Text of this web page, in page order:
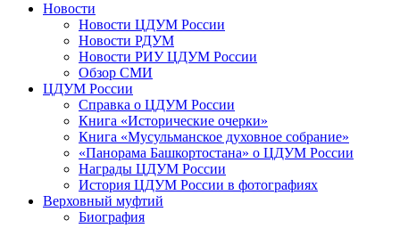
Новости
Новости ЦДУМ России
Новости РДУМ
Новости РИУ ЦДУМ России
Обзор СМИ
ЦДУМ России
Справка о ЦДУМ России
Книга «Исторические очерки»
Книга «Мусульманское духовное собрание»
«Панорама Башкортостана» о ЦДУМ России
Награды ЦДУМ России
История ЦДУМ России в фотографиях
Верховный муфтий
Биография